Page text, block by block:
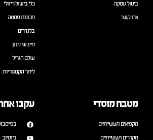
ביטול עסקה
צרו קשר
כלי בישול ריזולי
מכונות פסטה
בלנדרים
מייבשי מזון
עולם הגריל
ליתר הקטגוריות
מטבח מוסדי
מקפיאים תעשייתיים
מקררים תעשייתיים
עקבו
ביוטיוב